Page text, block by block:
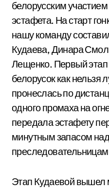
белорусским
эстафета. На старт
нашу команду
Кудаева, Динара
Лещенко. Первый
белорусок как нельзя
пронеслась по
одного промаха на
передала эстафету
минутным запасом над
Этап Кудаевой